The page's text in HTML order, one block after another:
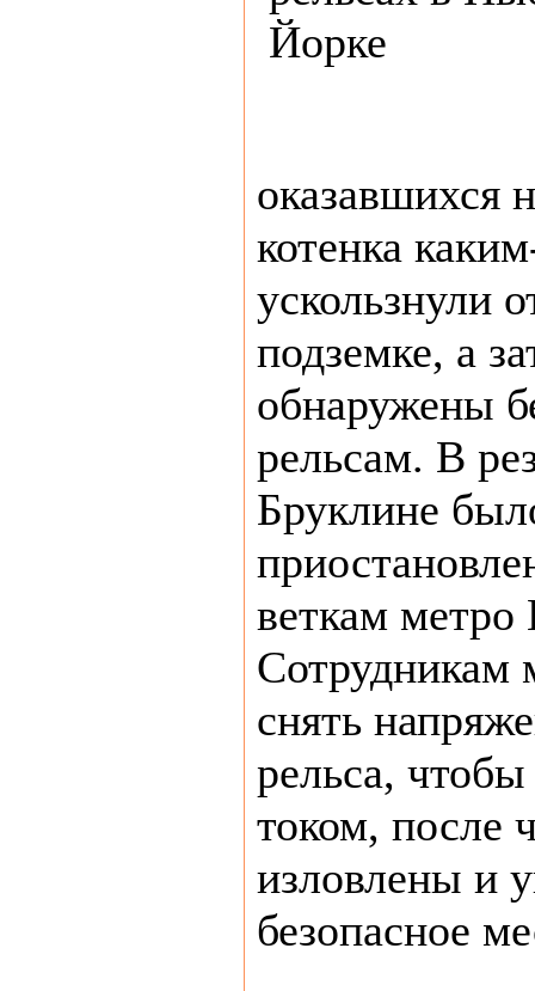
оказавшихся
котенка
ускользнули
подземке, а
обнаружены
рельсам. В
Бруклине
веткам метро
Сотрудникам
снять
рельса,
током, после
изловлены и
безопасное